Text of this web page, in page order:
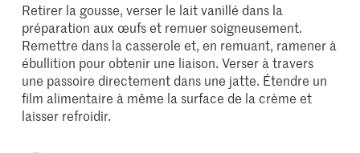
Retirer la gousse, verser le lait vanillé dans la
préparation aux œufs et remuer soigneusement.
Remettre dans la casserole et, en remuant, ramener à
ébullition pour obtenir une liaison. Verser à travers
une passoire directement dans une jatte. Étendre un
film alimentaire à même la surface de la crème et
laisser refroidir.